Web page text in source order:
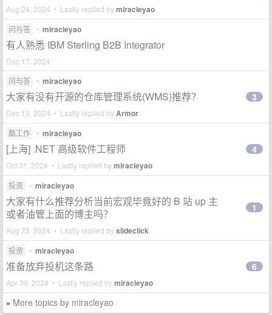
Aug 24, 2024 • Lastly replied bymiracleyao
问与答 • miracleyao
有人熟悉 IBM Sterling B2B Integrator
Dec 17, 2024
问与答
• miracleyao
大家有没有开源的仓库管理系统(WMS)推荐？
Dec 13, 2024 • Lastly replied byArmor
3
酷工作 • miracleyao
[上海] .NET 高级软件工程师
Oct 31, 2024 • Lastly replied bymiracleyao
4
投资 • miracleyao
大家有什么推荐分析当前宏观毕竟好的 B 站 up 主
或者油管上面的博主吗？
Aug 23, 2024 • Lastly replied byslideclick
1
投资 • miracleyao
准备放弃投机这条路
Apr 30, 2024 • Lastly replied bymiracleyao
6
» More topics by miracleyao